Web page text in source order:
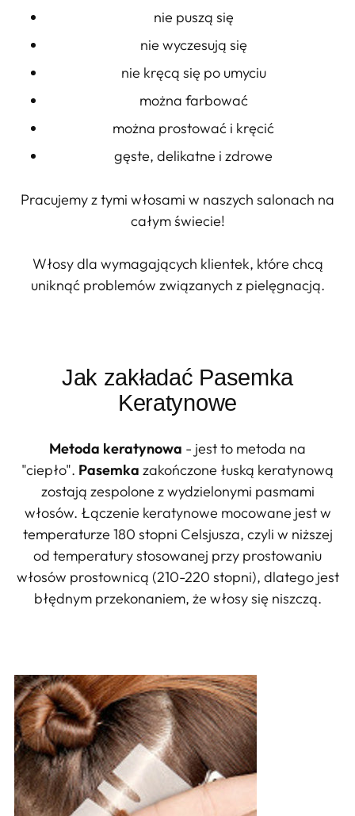
nie puszą się
nie wyczesują się
nie kręcą się po umyciu
można farbować
można prostować i kręcić
gęste, delikatne i zdrowe
Pracujemy z tymi włosami w naszych salonach na
całym świecie!
Włosy dla wymagających klientek, które chcą
uniknąć problemów związanych z pielęgnacją.
Jak zakładać Pasemka
Keratynowe
Metoda keratynowa - jest to metoda na
"ciepło". Pasemka zakończone łuską keratynową
zostają zespolone z wydzielonymi pasmami
włosów. Łączenie keratynowe mocowane jest w
temperaturze 180 stopni Celsjusza, czyli w niższej
od temperatury stosowanej przy prostowaniu
włosów prostownicą (210-220 stopni), dlatego jest
błędnym przekonaniem, że włosy się niszczą.